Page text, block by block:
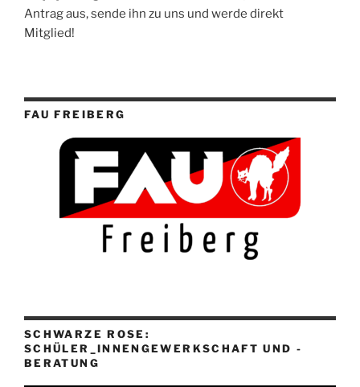
Antrag aus, sende ihn zu uns und werde direkt
Mitglied!
FAU FREIBERG
SCHWARZE ROSE:
SCHÜLER_INNENGEWERKSCHAFT UND -
BERATUNG